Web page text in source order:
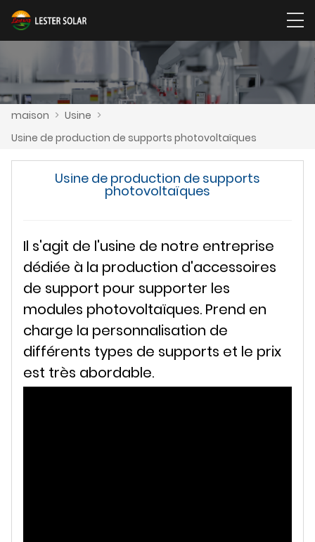
maison > Usine >
Usine de production de supports photovoltaïques
Usine de production de supports
photovoltaïques
Il s'agit de l'usine de notre entreprise
dédiée à la production d'accessoires
de support pour supporter les
modules photovoltaïques. Prend en
charge la personnalisation de
différents types de supports et le prix
est très abordable.